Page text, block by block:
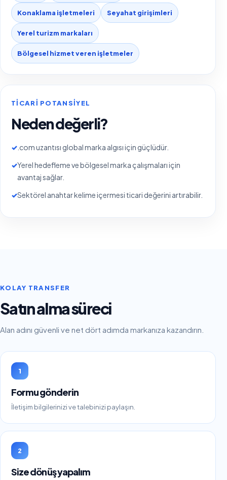
Konaklama işletmeleri Seyahat girişimleri
Yerel turizm markaları
Bölgesel hizmet veren işletmeler
TICARI POTANSIYEL
Neden değerli?
✓ .com uzantısı global marka algısı için güçlüdür.
✓Yerel hedefleme ve bölgesel marka çalışmaları için
avantaj sağlar.
✓Sektörel anahtar kelime içermesi ticari değerini artırabilir.
KOLAY TRANSFER
Satın alma süreci
Alan adını güvenli ve net dört adımda markanıza kazandırın.
1
Formu gönderin
İletişim bilgilerinizi ve talebinizi paylaşın.
2
Size dönüş yapalım